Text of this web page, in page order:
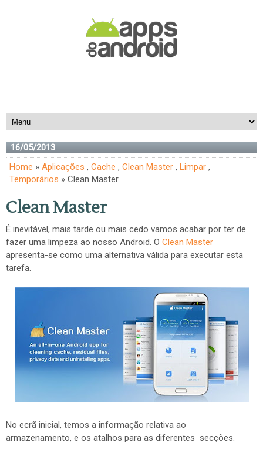
16/05/2013
Home » Aplicações , Cache , Clean Master , Limpar ,
Temporários » Clean Master
Clean Master
É inevitável, mais tarde ou mais cedo vamos acabar por ter de
fazer uma limpeza ao nosso Android. O Clean Master
apresenta-se como uma alternativa válida para executar esta
tarefa.
No ecrã inicial, temos a informação relativa ao
armazenamento, e os atalhos para as diferentes secções.